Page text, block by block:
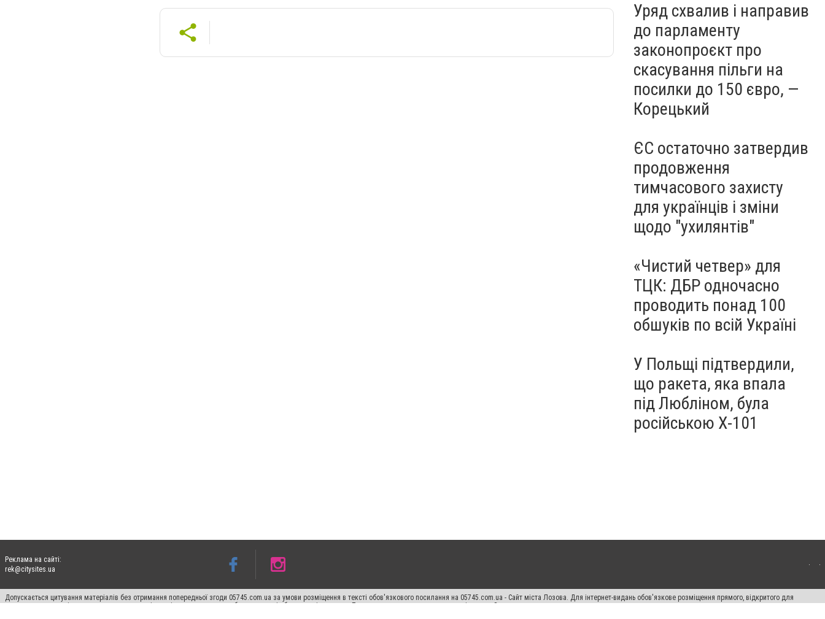
Уряд схвалив і направив
до парламенту
законопроєкт про
скасування пільги на
посилки до 150 євро, —
Корецький
ЄС остаточно затвердив
продовження
тимчасового захисту
для українців і зміни
щодо "ухилянтів"
«Чистий четвер» для
ТЦК: ДБР одночасно
проводить понад 100
обшуків по всій Україні
У Польщі підтвердили,
що ракета, яка впала
під Любліном, була
російською Х-101
Реклама на сайті:
rek@citysites.ua
Допускається цитування матеріалів без отримання попередньої згоди 05745.com.ua за умови розміщення в тексті обов'язкового посилання на 05745.com.ua - Сайт міста Лозова. Для інтернет-видань обов'язкове розміщення прямого, відкритого для
пошукових систем гіперпосилання на цитовані статті не нижче другого абзацу в тексті або в якості джерела. Порушення виняткових прав переслідується Законом.